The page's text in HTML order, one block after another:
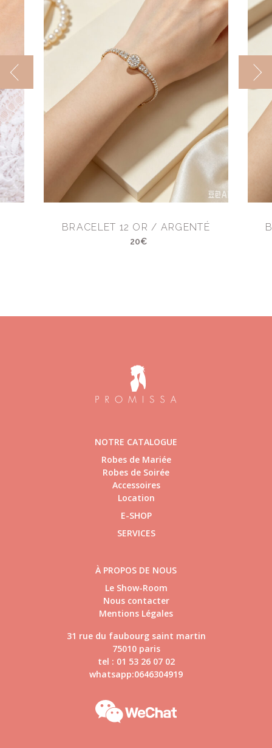
BRACELET 12 OR / ARGENTÉ
20€
NOTRE CATALOGUE
Robes de Mariée
Robes de Soirée
Accessoires
Location
E-SHOP
SERVICES
À PROPOS DE NOUS
Le Show-Room
Nous contacter
Mentions Légales
31 rue du faubourg saint martin
75010 paris
tel : 01 53 26 07 02
whatsapp:0646304919